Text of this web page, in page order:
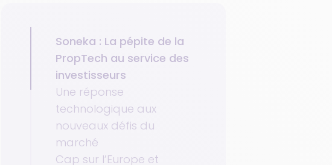
Soneka : La pépite de la
PropTech au service des
investisseurs
Une réponse
technologique aux
nouveaux défis du
marché
Cap sur l’Europe et